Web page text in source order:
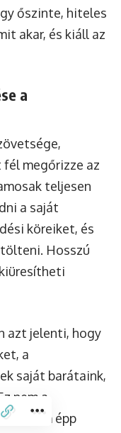
őszinte, hiteles
akar, és kiáll az
a
megőrizze az
teljesen
a saját
köreiket, és
Hosszú
azt jelenti, hogy
a
saját barátaink,
nem a
hanem épp